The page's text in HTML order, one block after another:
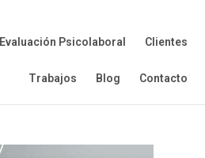
Evaluación Psicolaboral Clientes
Trabajos Blog Contacto